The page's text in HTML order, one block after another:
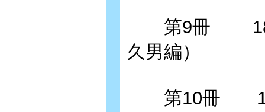
第9冊 1861
久男編）
第10冊